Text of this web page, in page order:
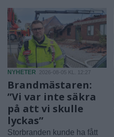
NYHETER 2026-08-05 KL. 12:27
Brandmästaren:
”Vi var inte säkra
på att vi skulle
lyckas”
Storbranden kunde ha fått